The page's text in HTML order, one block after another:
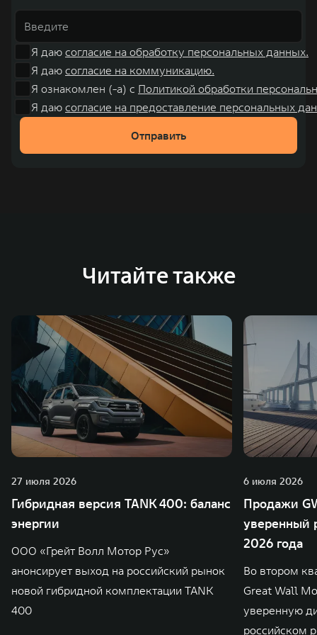
Я даю согласие на обработку персональных данных.
Я даю согласие на коммуникацию.
Я ознакомлен (-а) с Политикой обработки
Я даю согласие на предоставление персональных
Отправить
Читайте также
27 июля 2026
Гибридная версия TANK 400: баланс
энергии
ООО «Грейт Волл Мотор Рус»
анонсирует выход на российский рынок
новой гибридной комплектации TANK
400
6 июля 2026
Продажи
уверенный
2026 года
Во втором
Great Wall
уверенную
российском